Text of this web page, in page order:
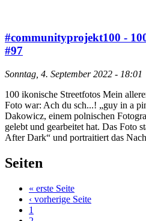
#communityprojekt100 -
#97
Sonntag, 4. September 2022 - 18:01
100 ikonische Streetfotos Mein
Foto war: Ach du sch...! „guy in a
Dakowicz, einem polnischen
gelebt und gearbeitet hat. Das Foto
After Dark“ und portraitiert das
Seiten
« erste Seite
‹ vorherige Seite
1